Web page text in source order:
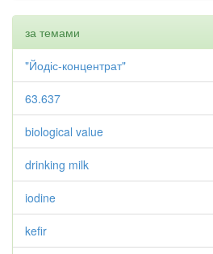
за темами
"Йодіс-концентрат"
63.637
biological value
drinking milk
iodine
kefir